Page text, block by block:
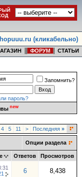
(кликабельно)
ФОРУМ СТАТЬИ
Запомнить?
пароль?
new
4 5 11 > Последняя »
Опции раздела
Ответов Просмотров
6 8,438